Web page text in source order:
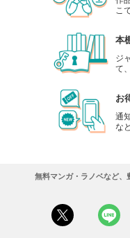
こ
本
ジ
て
お
通
な
無料マンガ・ラノベなど、